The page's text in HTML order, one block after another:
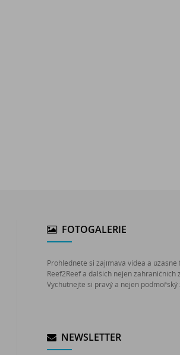
FOTOGALERIE
Prohlédněte si zajímavá videa a
Reef2Reef a dalších nejen zahraničních
Vychutnejte si pravý a nejen podmořský
NEWSLETTER